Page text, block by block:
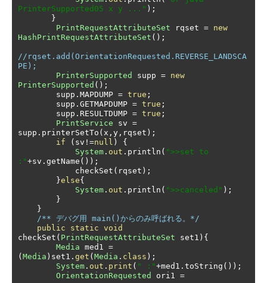
PrinterSupported05 x y ..." );
}
PrintRequestAttributeSet rqset = new
HashPrintRequestAttributeSet ();
//rqset.add(OrientationRequested.REVERSE_LANDSCA
PE);
PrinterSupported
supp = new
PrinterSupported ();
        supp
. MAPDUMP = true ;
        supp
. GETMAPDUMP = true ;
        supp
. RESULTDUMP = true ;
PrintService sv =
supp . printerSetTo ( x , y , rqset );
if
( sv !=null )
{
System . out . println ( ">>set to
:"+sv . getName ());
            checkSet
( rqset );
}else{
System . out . println ( ">>canceled" );
}
}
/** デバグ用 main()からのみ呼ばれる。*/
public
static void
checkSet ( PrintRequestAttributeSet set1 ){
Media med1 =
(Media ) set1 . get (Media . class );
System . out . print ( " :"+med1 . toString ());
OrientationRequested
ori1 =